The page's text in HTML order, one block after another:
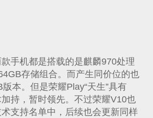
手机都是搭载的是麒麟970处理
存储组合。而产生同价位的也
本。但是荣耀Play“天生”具有
持，暂时领先。不过荣耀V10也
支持名单中，后续也会更新同样